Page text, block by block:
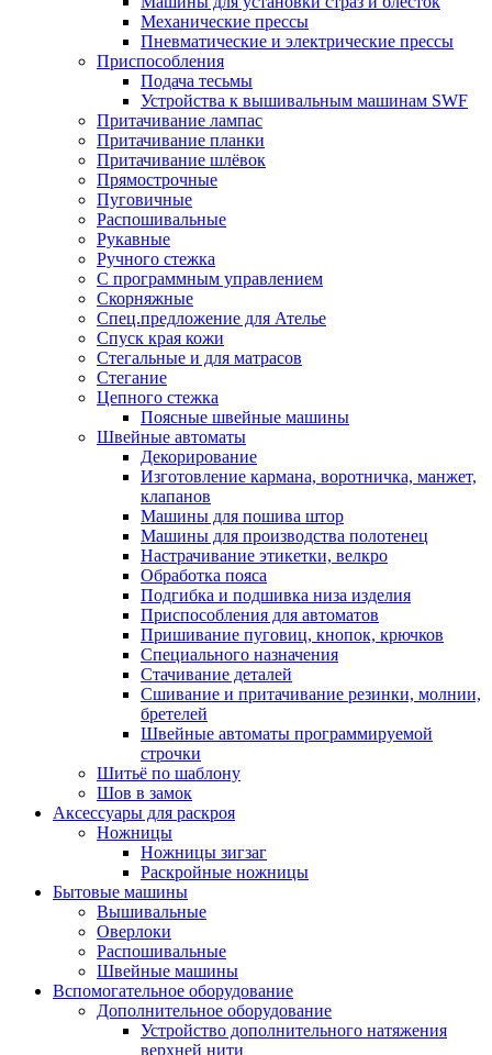
Механические прессы
Пневматические и электрические прессы
Приспособления
Подача тесьмы
Устройства к вышивальным машинам SWF
Притачивание лампас
Притачивание планки
Притачивание шлёвок
Прямострочные
Пуговичные
Распошивальные
Рукавные
Ручного стежка
С программным управлением
Скорняжные
Спец.предложение для Ателье
Спуск края кожи
Стегальные и для матрасов
Стегание
Цепного стежка
Поясные швейные машины
Швейные автоматы
Декорирование
Изготовление кармана, воротничка, манжет,
клапанов
Машины для пошива штор
Машины для производства полотенец
Настрачивание этикетки, велкро
Обработка пояса
Подгибка и подшивка низа изделия
Приспособления для автоматов
Пришивание пуговиц, кнопок, крючков
Специального назначения
Стачивание деталей
Сшивание и притачивание резинки, молнии,
бретелей
Швейные автоматы программируемой
строчки
Шитьё по шаблону
Шов в замок
Аксессуары для раскроя
Ножницы
Ножницы зигзаг
Раскройные ножницы
Бытовые машины
Вышивальные
Оверлоки
Распошивальные
Швейные машины
Вспомогательное оборудование
Дополнительное оборудование
Устройство дополнительного натяжения
верхней нити